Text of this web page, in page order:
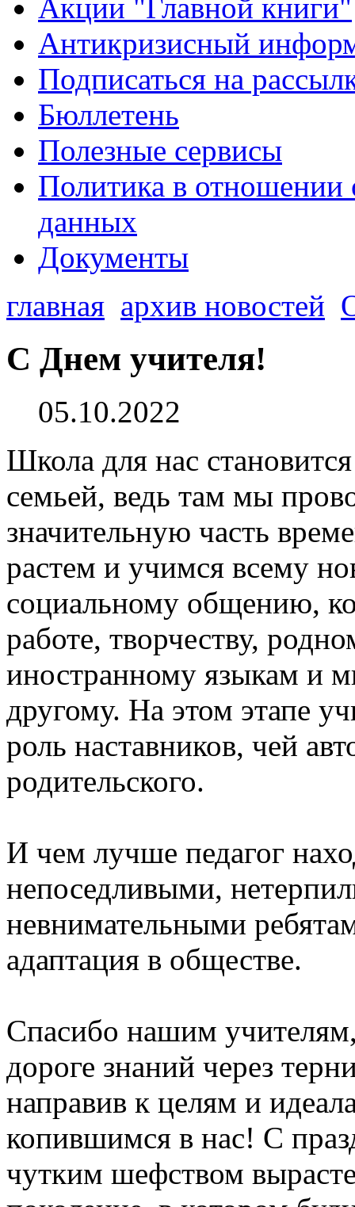
Акции "Главной книги"
Антикризисный
Подписаться на
Бюллетень
Полезные сервисы
Политика в отношении
данных
Документы
главная архив новостей
С Днем учителя!
05.10.2022
Школа для нас
семьей, ведь там мы
значительную часть
растем и учимся всему
социальному общению,
работе, творчеству,
иностранному языкам и
другому. На этом этапе
роль наставников, чей
родительского.
И чем лучше педагог
непоседливыми,
невнимательными
адаптация в обществе.
Спасибо нашим
дороге знаний через
направив к целям и
копившимся в нас! С
чутким шефством